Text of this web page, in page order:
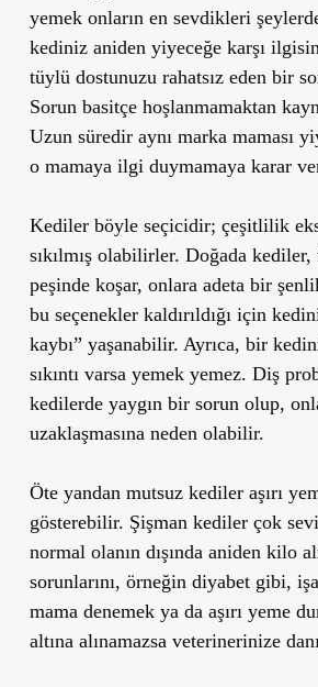
yemek onların en sevdikleri
kediniz aniden yiyeceğe karşı
tüylü dostunuzu rahatsız eden bir
Sorun basitçe hoşlanmamaktan
Uzun süredir aynı marka maması
o mamaya ilgi duymamaya karar
Kediler böyle seçicidir; çeşitlilik
sıkılmış olabilirler. Doğada
peşinde koşar, onlara adeta bir
bu seçenekler kaldırıldığı için
kaybı” yaşanabilir. Ayrıca, bir
sıkıntı varsa yemek yemez. Diş
kedilerde yaygın bir sorun olup,
uzaklaşmasına neden olabilir.
Öte yandan mutsuz kediler aşırı
gösterebilir. Şişman kediler çok
normal olanın dışında aniden kilo
sorunlarını, örneğin diyabet gibi,
mama denemek ya da aşırı yeme
altına alınamazsa veterinerinize